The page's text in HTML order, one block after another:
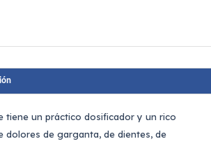
tiene un práctico dosificador y un rico
dolores de garganta, de dientes, de